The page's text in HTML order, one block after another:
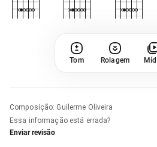
Tom Rolagem
Composição: Guilerme Oliveira
Essa informação está errada?
Enviar revisão